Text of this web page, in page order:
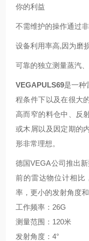
你的利益
不需维护的操作通过
设备利用率高,因为磨
可靠的独立测量蒸汽
VEGAPULS69是一种
程条件下以及在很大
高而窄的料仓中、反
或木屑以及因定期的
形非常理想。
德国VEGA公司推出新
前的雷达物位计相比
率，更小的发射角度
工作频率：26G
测量范围：120米
发射角度：4°